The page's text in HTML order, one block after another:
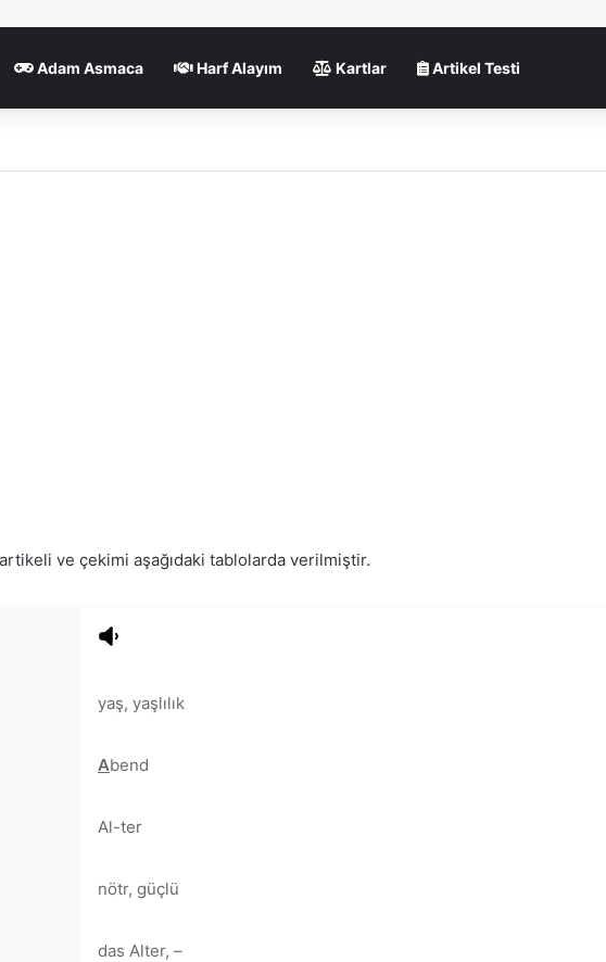
Adam Asmaca Harf Alayım Kartlar Artikel Testi
ve çekimi aşağıdaki tablolarda verilmiştir.
yaş, yaşlılık
Abend
Al-ter
nötr, güçlü
das Alter, –